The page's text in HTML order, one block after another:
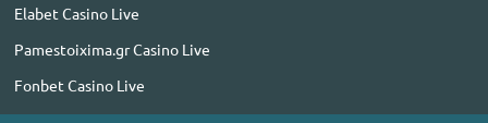
Elabet Casino Live
Pamestoixima.gr Casino Live
Fonbet Casino Live